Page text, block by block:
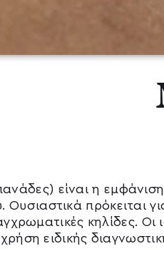
είναι η
πρόκειται
κηλίδες.
ειδικής